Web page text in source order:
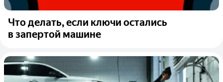
Что делать, если ключи остались
в запертой машине